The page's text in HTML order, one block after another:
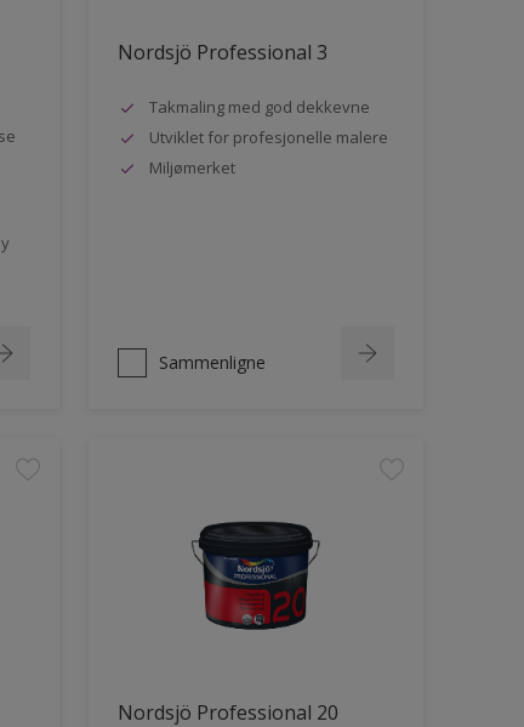
Nordsjö Professional 3
Takmaling med god dekkevne
Utviklet for profesjonelle malere
Miljømerket
Sammenligne
Nordsjö Professional 20